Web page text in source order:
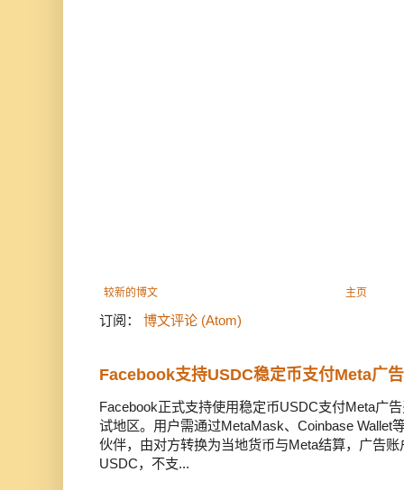
较新的博文 主页
订阅： 博文评论 (Atom)
Facebook支持USDC稳定币支付Meta广
Facebook正式支持使用稳定币USDC支付Meta广
试地区。用户需通过MetaMask、Coinbase Wallet
伙伴，由对方转换为当地货币与Meta结算，广告
USDC，不支...